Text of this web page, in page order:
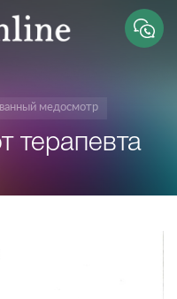
медосмотр
терапевта